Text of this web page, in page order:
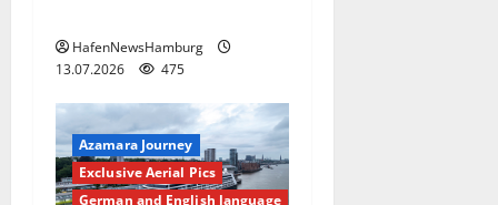
HafenNewsHamburg
13.07.2026
475
Azamara Journey
Exclusive Aerial Pics
German and English language